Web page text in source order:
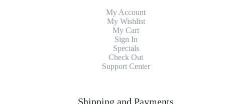
My Account
My Wishlist
My Cart
Sign In
Specials
Check Out
Support Center
Shipping and Payments